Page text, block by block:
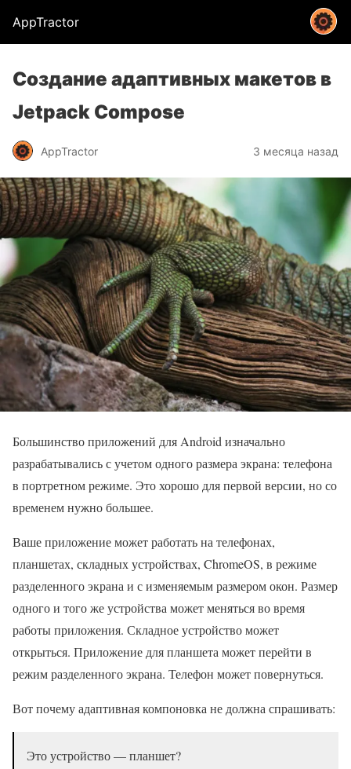
AppTractor
Создание адаптивных макетов в
Jetpack Compose
AppTractor 3 месяца назад
Большинство приложений для Android изначально
разрабатывались с учетом одного размера экрана: телефона
в портретном режиме. Это хорошо для первой версии, но со
временем нужно большее.
Ваше приложение может работать на телефонах,
планшетах, складных устройствах, ChromeOS, в режиме
разделенного экрана и с изменяемым размером окон. Размер
одного и того же устройства может меняться во время
работы приложения. Складное устройство может
открыться. Приложение для планшета может перейти в
режим разделенного экрана. Телефон может повернуться.
Вот почему адаптивная компоновка не должна спрашивать:
Это устройство — планшет?